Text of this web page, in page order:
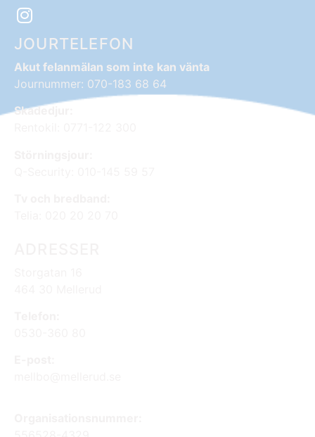
JOURTELEFON
Akut felanmälan som inte kan vänta
Journummer: 070-183 68 64
Skadedjur: